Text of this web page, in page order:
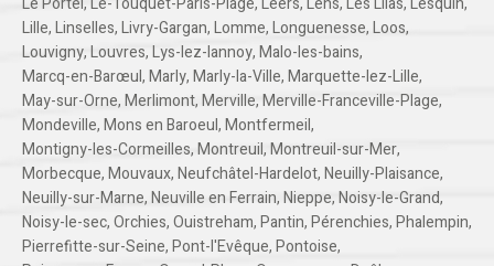
Lille,Linselles,Livry-Gargan,Lomme,Longuenesse,Loos,
Louvigny,Louvres,Lys-lez-lannoy,Malo-les-bains,
Marcq-en-Barœul,Marly,Marly-la-Ville,Marquette-lez-Lille,
May-sur-Orne,Merlimont,Merville,Merville-Franceville-Plage,
Mondeville,Mons en Baroeul,Montfermeil,
Montigny-les-Cormeilles,Montreuil,Montreuil-sur-Mer,
Morbecque,Mouvaux,Neufchâtel-Hardelot,Neuilly-Plaisance,
Neuilly-sur-Marne,Neuville en Ferrain,Nieppe,Noisy-le-Grand,
Noisy-le-sec,Orchies,Ouistreham,Pantin,Pérenchies,Phalempin,
Pierrefitte-sur-Seine,Pont-l'Evêque,Pontoise,